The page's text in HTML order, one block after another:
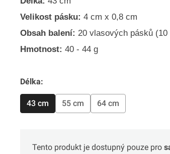
Velikost pásku: 4 cm x 0,8 cm
Obsah balení: 20 vlasových pásků
Hmotnost: 40 - 44 g
Délka:
43 cm 55 cm 64 cm
Tento produkt je dostupný pouze pro